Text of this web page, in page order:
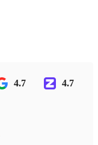
4.7 4.7